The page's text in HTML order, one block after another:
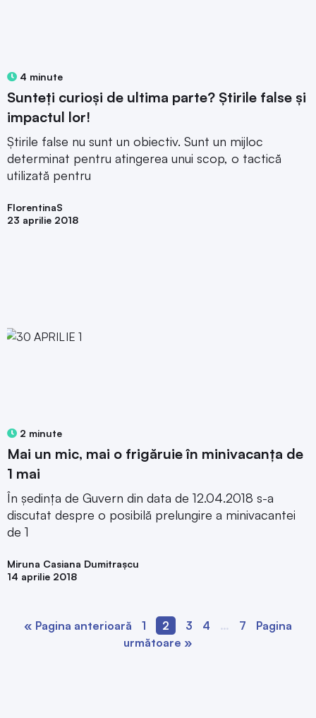
4 minute
Sunteți curioși de ultima parte? Știrile false și
impactul lor!
Știrile false nu sunt un obiectiv. Sunt un mijloc
determinat pentru atingerea unui scop, o tactică
utilizată pentru
FlorentinaS
23 aprilie 2018
2 minute
Mai un mic, mai o frigăruie în minivacanța de
1 mai
În ședința de Guvern din data de 12.04.2018 s-a
discutat despre o posibilă prelungire a minivacantei
de 1
Miruna Casiana Dumitrașcu
14 aprilie 2018
« Pagina anterioară 1 2 3 4 … 7
Pagina
următoare »